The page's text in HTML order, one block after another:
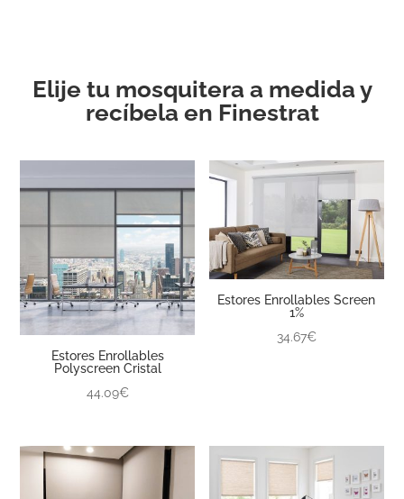
Elije tu mosquitera a medida y
recíbela en Finestrat
Estores Enrollables
Polyscreen Cristal
44.09€
Estores Enrollables Screen
1%
34.67€